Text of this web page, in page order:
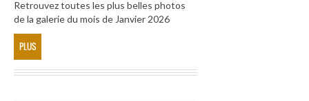
Retrouvez toutes les plus belles photos
de la galerie du mois de Janvier 2026
PLUS